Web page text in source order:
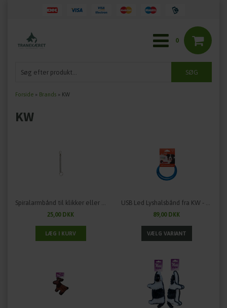
0
Forside » Brands » KW
KW
Spiralarmbånd til klikker eller fløjte
25,00 DKK
USB Led Lyshalsbånd fra KW - flere farver
89,00 DKK